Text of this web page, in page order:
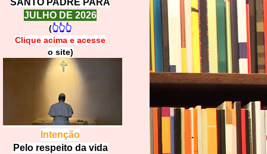
SANTO PADRE PARA
JULHO DE 2026
(👆👆👆
Clique acima e acesse
o site)
Intenção
Pelo respeito da vida